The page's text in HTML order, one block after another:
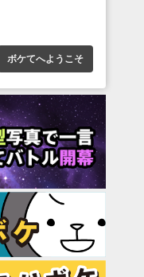
ボケてへようこそ